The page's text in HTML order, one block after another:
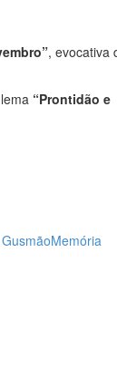
, evocativa
“Prontidão e
Memória